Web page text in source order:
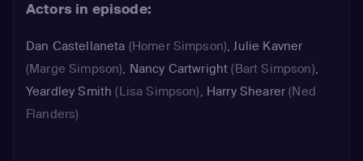
Actors in episode:
Dan Castellaneta (Homer Simpson),Julie Kavner
(Marge Simpson), Nancy Cartwright (Bart Simpson),
Yeardley Smith (Lisa Simpson), Harry Shearer (Ned
Flanders)